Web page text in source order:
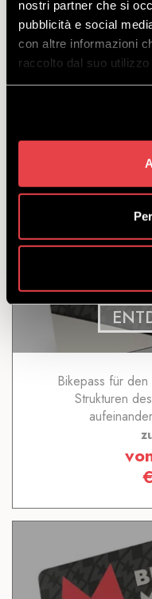
nostri partner che si
pubblicità e social
con altre informazioni
raccolto dal suo utilizzo
Tagesbikepass
Bikepark, der von
Bikepass für
Strukturen
€